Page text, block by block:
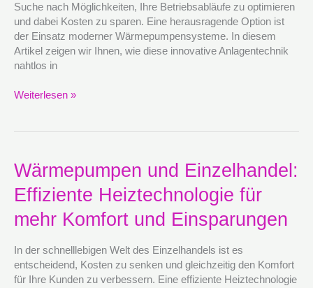
Suche nach Möglichkeiten, Ihre Betriebsabläufe zu optimieren
und dabei Kosten zu sparen. Eine herausragende Option ist
der Einsatz moderner Wärmepumpensysteme. In diesem
Artikel zeigen wir Ihnen, wie diese innovative Anlagentechnik
nahtlos in
Weiterlesen »
Wärmepumpen und Einzelhandel:
Effiziente Heiztechnologie für
mehr Komfort und Einsparungen
In der schnelllebigen Welt des Einzelhandels ist es
entscheidend, Kosten zu senken und gleichzeitig den Komfort
für Ihre Kunden zu verbessern. Eine effiziente Heiztechnologie
Wärmepumpen
und
Einzelhandel:
Heiztechnologie
mehr
Komfort
und